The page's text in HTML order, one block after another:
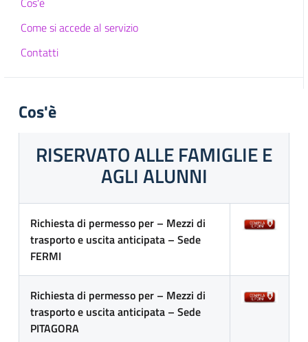
Come si accede al servizio
Contatti
Cos'è
RISERVATO ALLE FAMIGLIE E
AGLI ALUNNI
Richiesta di permesso per – Mezzi di
trasporto e uscita anticipata – Sede
FERMI
Richiesta di permesso per – Mezzi di
trasporto e uscita anticipata – Sede
PITAGORA